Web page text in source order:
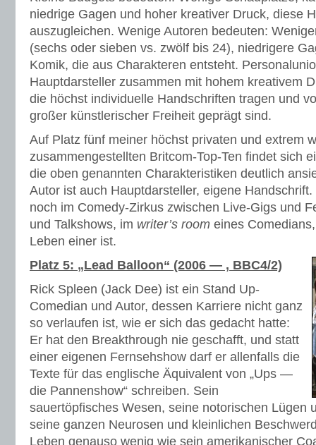
niedrige Gagen und hoher kreativer Druck, diese
auszugleichen. Wenige Autoren bedeuten:
(sechs oder sieben vs. zwölf bis 24), niedrigere
Komik, die aus Charakteren entsteht.
Hauptdarsteller zusammen mit hohem kreativem
die höchst individuelle Handschriften tragen und
großer künstlerischer Freiheit geprägt sind.
Auf Platz fünf meiner höchst privaten und extrem
zusammengestellten Britcom-Top-Ten findet sich
die oben genannten Charakteristiken deutlich
Autor ist auch Hauptdarsteller, eigene
noch im Comedy-Zirkus zwischen Live-Gigs und
und Talkshows, im writer’s room eines
Leben einer ist.
Platz 5: „Lead Balloon“ (2006 — , BBC4/2)
Rick Spleen (Jack Dee) ist ein Stand Up-
Comedian und Autor, dessen Karriere nicht ganz
so verlaufen ist, wie er sich das gedacht hatte:
Er hat den Breakthrough nie geschafft, und statt
einer eigenen Fernsehshow darf er allenfalls die
Texte für das englische Äquivalent von „Ups —
die Pannenshow“ schreiben. Sein
sauertöpfisches Wesen, seine notorischen Lügen
seine ganzen Neurosen und kleinlichen
Leben genauso wenig wie sein amerikanischer